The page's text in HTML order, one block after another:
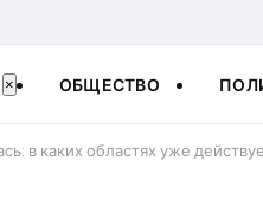
× ОБЩЕСТВО
в каких областях уже